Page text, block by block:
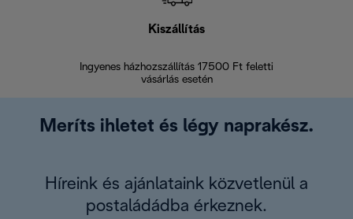
Kiszállítás
Ingyenes házhozszállítás 17500 Ft feletti
vásárlás esetén
Meríts ihletet és légy naprakész.
Híreink és ajánlataink közvetlenül a
postaládádba érkeznek.